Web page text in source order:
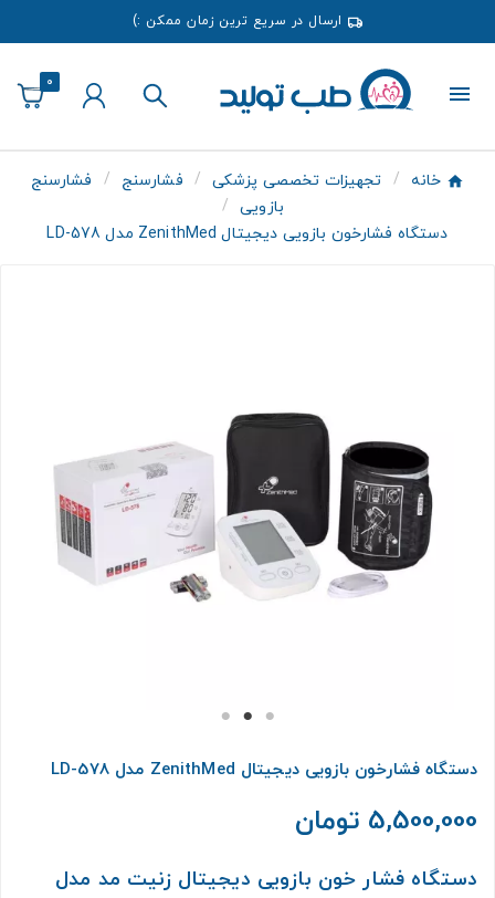
ارسال در سریع ترین زمان ممکن :)
0
خانه تجهیزات تخصصی پزشکی فشارسنج
فشارسنج
بازویی
دستگاه فشارخون بازویی دیجیتال ZenithMed مدل LD-578
دستگاه فشارخون بازویی دیجیتال ZenithMed مدل LD-578
5,500,000 تومان
دستگاه فشار خون بازویی دیجیتال زنیت مد مدل